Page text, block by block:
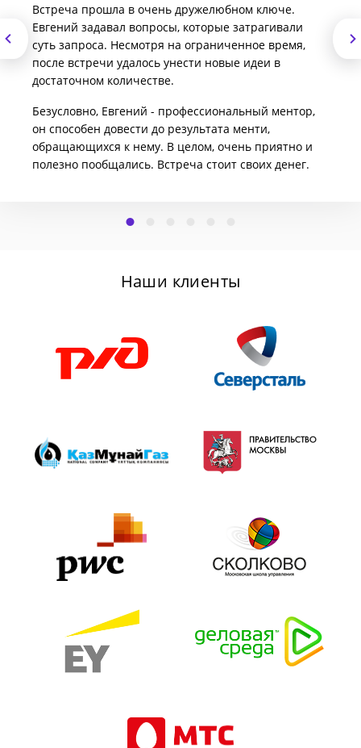
Встреча прошла в очень дружелюбном ключе.
Евгений задавал вопросы, которые затрагивали
суть запроса. Несмотря на ограниченное время,
после встречи удалось унести новые идеи в
достаточном количестве.
Безусловно, Евгений - профессиональный ментор,
он способен довести до результата менти,
обращающихся к нему. В целом, очень приятно и
полезно пообщались. Встреча стоит своих денег.
Наши клиенты